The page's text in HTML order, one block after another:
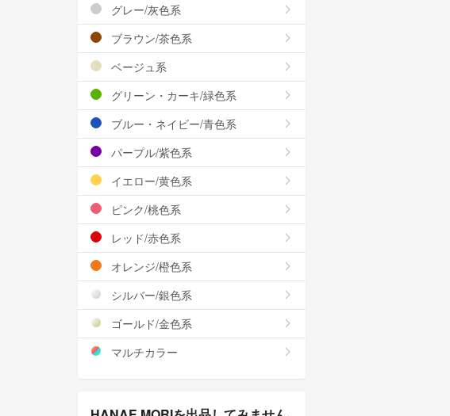
グレー/灰色系
ブラウン/茶色系
ベージュ系
グリーン・カーキ/緑色系
ブルー・ネイビー/青色系
パープル/紫色系
イエロー/黄色系
ピンク/桃色系
レッド/赤色系
オレンジ/橙色系
シルバー/銀色系
ゴールド/金色系
マルチカラー